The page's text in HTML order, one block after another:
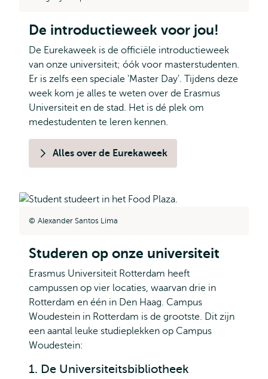
De introductieweek voor jou!
De Eurekaweek is de officiële introductieweek
van onze universiteit; óók voor masterstudenten.
Er is zelfs een speciale 'Master Day'. Tijdens deze
week kom je alles te weten over de Erasmus
Universiteit en de stad. Het is dé plek om
medestudenten te leren kennen.
Alles over de Eurekaweek
Alexander Santos Lima
Studeren op onze universiteit
Erasmus Universiteit Rotterdam heeft
campussen op vier locaties, waarvan drie in
Rotterdam en één in Den Haag. Campus
Woudestein in Rotterdam is de grootste. Dit zijn
een aantal leuke studieplekken op Campus
Woudestein:
1. De Universiteitsbibliotheek